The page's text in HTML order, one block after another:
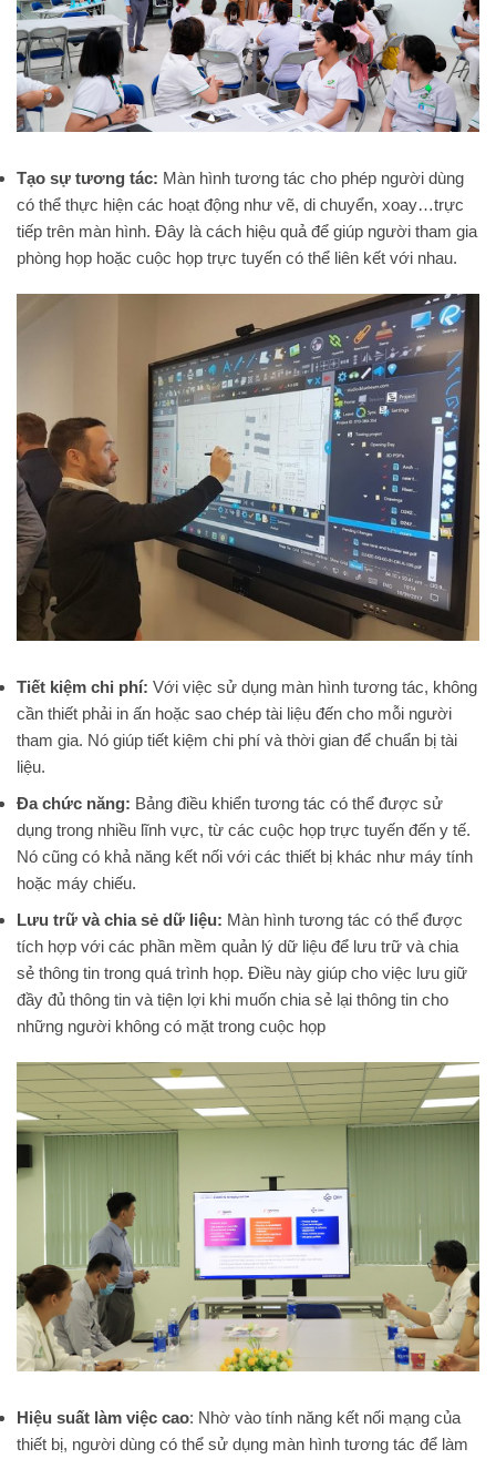
Tạo sự tương tác: Màn hình tương tác cho phép người dùng
có thể thực hiện các hoạt động như vẽ, di chuyển, xoay…trực
tiếp trên màn hình. Đây là cách hiệu quả để giúp người tham gia
phòng họp hoặc cuộc họp trực tuyến có thể liên kết với nhau.
Tiết kiệm chi phí: Với việc sử dụng màn hình tương tác, không
cần thiết phải in ấn hoặc sao chép tài liệu đến cho mỗi người
tham gia. Nó giúp tiết kiệm chi phí và thời gian để chuẩn bị tài
liệu.
Đa chức năng: Bảng điều khiển tương tác có thể được sử
dụng trong nhiều lĩnh vực, từ các cuộc họp trực tuyến đến y tế.
Nó cũng có khả năng kết nối với các thiết bị khác như máy tính
hoặc máy chiếu.
Lưu trữ và chia sẻ dữ liệu: Màn hình tương tác có thể được
tích hợp với các phần mềm quản lý dữ liệu để lưu trữ và chia
sẻ thông tin trong quá trình họp. Điều này giúp cho việc lưu giữ
đầy đủ thông tin và tiện lợi khi muốn chia sẻ lại thông tin cho
những người không có mặt trong cuộc họp
Hiệu suất làm việc cao: Nhờ vào tính năng kết nối mạng của
thiết bị, người dùng có thể sử dụng màn hình tương tác để làm